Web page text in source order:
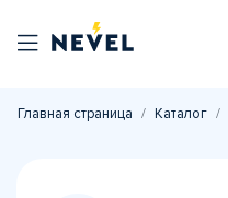
Главная страница Каталог